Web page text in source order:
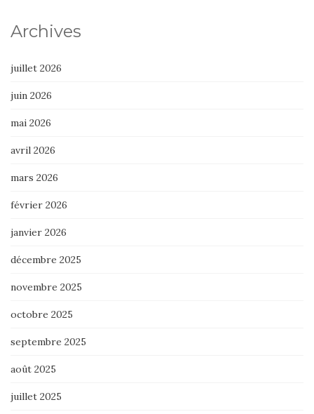
Archives
juillet 2026
juin 2026
mai 2026
avril 2026
mars 2026
février 2026
janvier 2026
décembre 2025
novembre 2025
octobre 2025
septembre 2025
août 2025
juillet 2025